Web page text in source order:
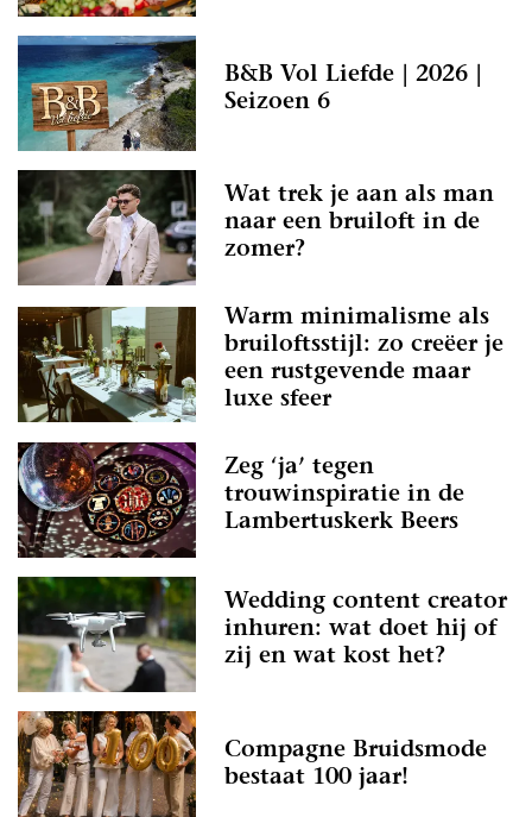
B&B Vol Liefde | 2026 |
Seizoen 6
Wat trek je aan als man
naar een bruiloft in de
zomer?
Warm minimalisme als
bruiloftsstijl: zo creëer je
een rustgevende maar
luxe sfeer
Zeg ‘ja’ tegen
trouwinspiratie in de
Lambertuskerk Beers
Wedding content creator
inhuren: wat doet hij of
zij en wat kost het?
Compagne Bruidsmode
bestaat 100 jaar!